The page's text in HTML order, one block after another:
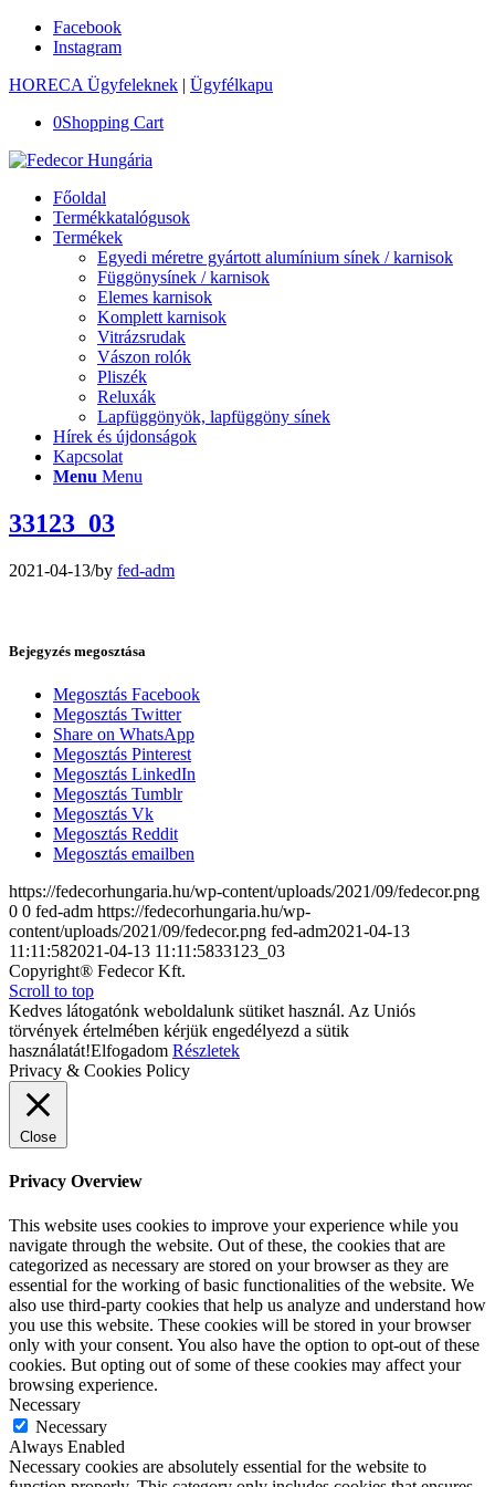
Facebook
Instagram
HORECA Ügyfeleknek | Ügyfélkapu
0Shopping Cart
Főoldal
Termékkatalógusok
Termékek
Egyedi méretre gyártott alumínium sínek / karnisok
Függönysínek / karnisok
Elemes karnisok
Komplett karnisok
Vitrázsrudak
Vászon rolók
Pliszék
Reluxák
Lapfüggönyök, lapfüggöny sínek
Hírek és újdonságok
Kapcsolat
Menu Menu
33123_03
2021-04-13/by fed-adm
Bejegyzés megosztása
Megosztás Facebook
Megosztás Twitter
Share on WhatsApp
Megosztás Pinterest
Megosztás LinkedIn
Megosztás Tumblr
Megosztás Vk
Megosztás Reddit
Megosztás emailben
https://fedecorhungaria.hu/wp-content/uploads/2021/09/fedecor.png
0 0 fed-adm https://fedecorhungaria.hu/wp-
content/uploads/2021/09/fedecor.png fed-adm2021-04-13
11:11:582021-04-13 11:11:5833123_03
Copyright® Fedecor Kft.
Scroll to top
Kedves látogatónk weboldalunk sütiket használ. Az Uniós
törvények értelmében kérjük engedélyezd a sütik
használatát!Elfogadom Részletek
Privacy & Cookies Policy
Close
Privacy Overview
This website uses cookies to improve your experience while you
navigate through the website. Out of these, the cookies that are
categorized as necessary are stored on your browser as they are
essential for the working of basic functionalities of the website. We
also use third-party cookies that help us analyze and understand how
you use this website. These cookies will be stored in your browser
only with your consent. You also have the option to opt-out of these
cookies. But opting out of some of these cookies may affect your
browsing experience.
Necessary
Necessary
Always Enabled
Necessary cookies are absolutely essential for the website to